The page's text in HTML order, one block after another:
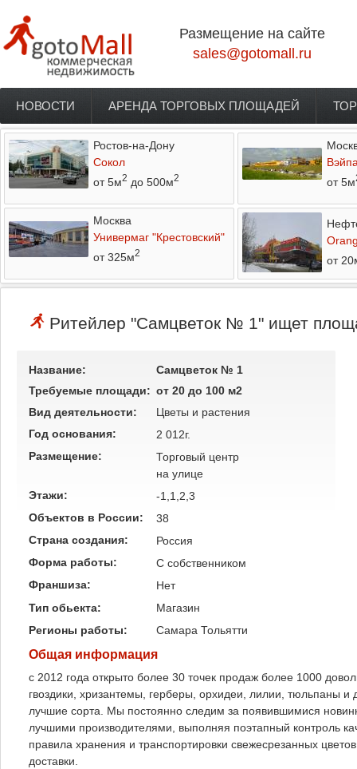
Размещение на сайте
sales@gotomall.ru
Главное меню
НОВОСТИ АРЕНДА ТОРГОВЫХ ПЛОЩАДЕЙ
Ростов-на-Дону
Сокол
от 5м2 до 500м2
от 5м
Москва
Универмаг "Крестовский"
от 325м2
от
Ритейлер "Самцветок № 1" ищет
Название:
Самцветок № 1
Требуемые площади: от 20 до 100 м2
Вид деятельности:
Цветы и растения
Год основания:
2 012г.
Размещение:
Торговый центр
на улице
Этажи:
-1,1,2,3
Объектов в России:
38
Страна создания:
Россия
Форма работы:
C собственником
Франшиза:
Нет
Тип обьекта:
Магазин
Регионы работы:
Самара Тольятти
Общая информация
с 2012 года открыто более 30 точек продаж более 1000
гвоздики, хризантемы, герберы, орхидеи, лилии, тюльпаны
лучшие сорта. Мы постоянно следим за появившимися
лучшими производителями, выполняя поэтапный контроль
правила хранения и транспортировки свежесрезанных
доставки.